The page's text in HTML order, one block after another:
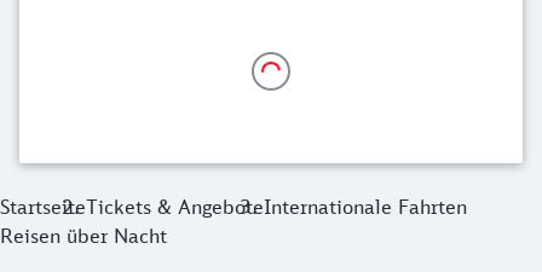
StartseiteTickets & AngeboteInternationale Fahrten
Reisen über Nacht